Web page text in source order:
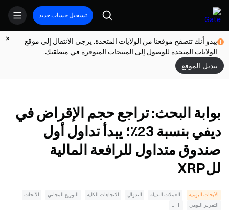
تسجيل حساب جديد
يبدو أنك تتصفح موقعنا من الولايات المتحدة. يرجى الانتقال إلى موقع
الولايات المتحدة للوصول إلى المنتجات المتوفرة في منطقتك.
تبديل الموقع
بوابة البحث: تراجع حجم الإقراض في
ديفي بنسبة 23٪؛ يبدأ تداول أول
صندوق متداول للرافعة المالية
للXRP
الأبحاث اليومية العملات البديلة التدوال الاتجاهات الكلية التوزيع المجاني
الأبحاث
التقرير اليومي
ETF